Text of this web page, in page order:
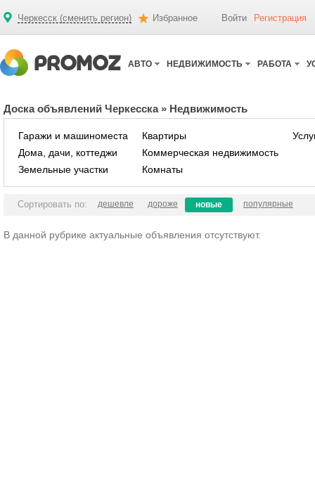
Черкесск (сменить регион) Избранное Войти Регистрация
АВТО НЕДВИЖИМОСТЬ РАБОТА
Доска объявлений Черкесска» Недвижимость
Гаражи и машиноместа
Дома, дачи, коттеджи
Земельные участки
Квартиры
Коммерческая недвижимость
Комнаты
Сортировать по: дешевле дороже новые популярные
В данной рубрике актуальные объявления отсутствуют.